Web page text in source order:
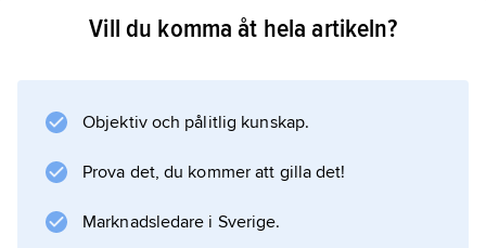
Information om artikeln
Vill du komma åt hela artikeln?
Objektiv och pålitlig kunskap.
Prova det, du kommer att gilla det!
Marknadsledare i Sverige.